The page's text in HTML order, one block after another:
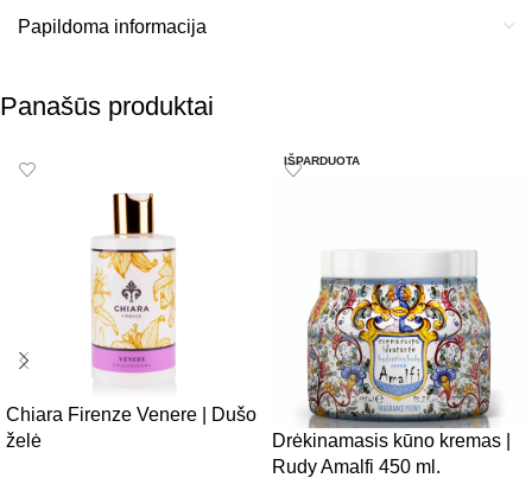
Papildoma informacija
Panašūs produktai
Chiara Firenze Venere | Dušo
želė
IŠPARDUOTA
Drėkinamasis kūno kremas |
Rudy Amalfi 450 ml.